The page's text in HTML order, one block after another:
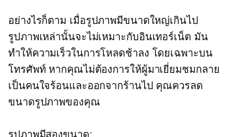
อย่างไรก็ตาม เมื่อรูปภาพมีขนาดใหญ่เกินไป
รูปภาพเหล่านั้นจะไม่เหมาะกับอินเทอร์เน็ต มัน
ทำให้ความเร็วในการโหลดช้าลง โดยเฉพาะบน
โทรศัพท์ หากคุณไม่ต้องการให้ผู้มาเยี่ยมชมกลาย
เป็นคนใจร้อนและออกจากร้านไป คุณควรลด
ขนาดรูปภาพของคุณ
รูปภาพมีสองขนาด: